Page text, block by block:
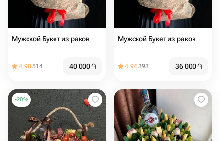
Мужской Букет из раков
4.90514 40 000֏
Мужской Букет из раков
4.96393 36 000֏
-20%